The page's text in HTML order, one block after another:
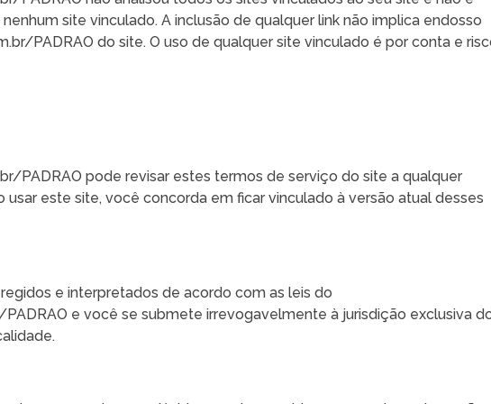
site vinculado. A inclusão de qualquer link não implica endosso
PADRAO do site. O uso de qualquer site vinculado é por conta e
PADRAO pode revisar estes termos de serviço do site a qualquer
usar este site, você concorda em ficar vinculado à versão atual desses
e interpretados de acordo com as leis do
PADRAO e você se submete irrevogavelmente à jurisdição exclusiva